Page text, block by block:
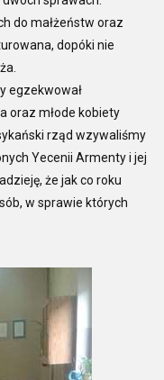
do małżeństw oraz
dopóki nie
egzekwował
oraz młode kobiety
rząd wzywaliśmy
Yecenii Armenty i jej
że jak co roku
w sprawie których